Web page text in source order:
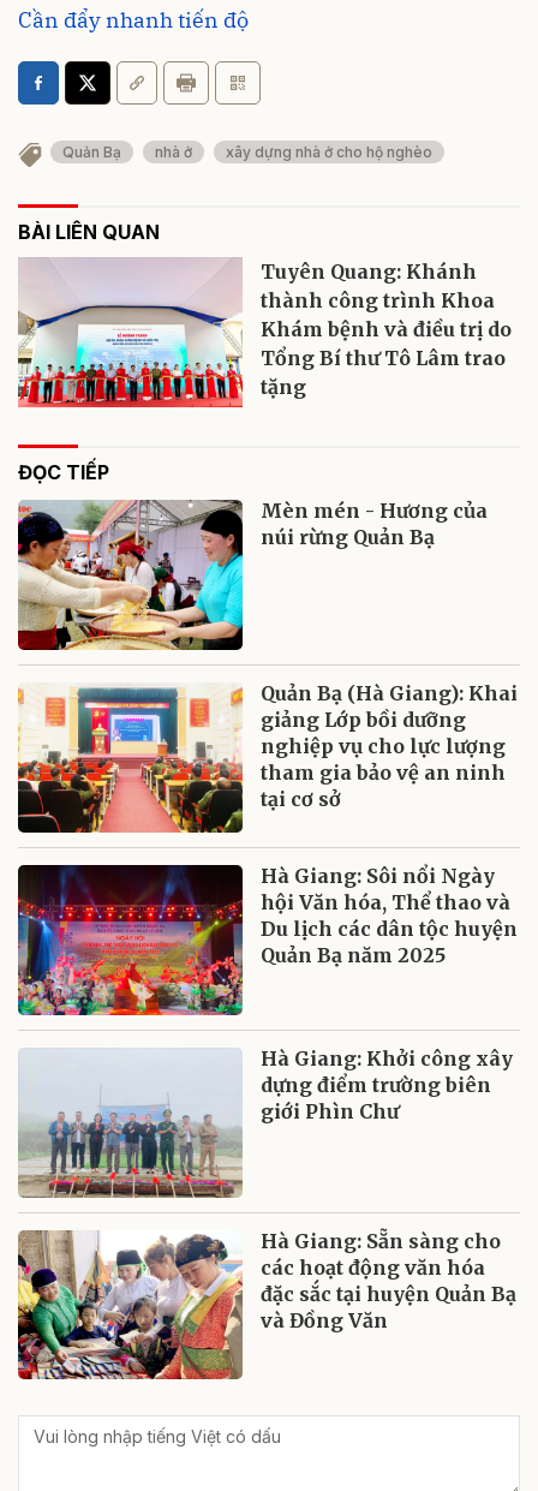
Cần đẩy nhanh tiến độ
Quản Bạ nhà ở xây dựng nhà ở cho hộ nghèo
BÀI LIÊN QUAN
Tuyên Quang: Khánh
thành công trình Khoa
Khám bệnh và điều trị do
Tổng Bí thư Tô Lâm trao
tặng
ĐỌC TIẾP
Mèn mén - Hương của
núi rừng Quản Bạ
Quản Bạ (Hà Giang): Khai
giảng Lớp bồi dưỡng
nghiệp vụ cho lực lượng
tham gia bảo vệ an ninh
tại cơ sở
Hà Giang: Sôi nổi Ngày
hội Văn hóa, Thể thao và
Du lịch các dân tộc huyện
Quản Bạ năm 2025
Hà Giang: Khởi công xây
dựng điểm trường biên
giới Phìn Chư
Hà Giang: Sẵn sàng cho
các hoạt động văn hóa
đặc sắc tại huyện Quản Bạ
và Đồng Văn